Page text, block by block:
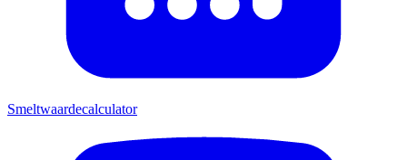
Smeltwaardecalculator